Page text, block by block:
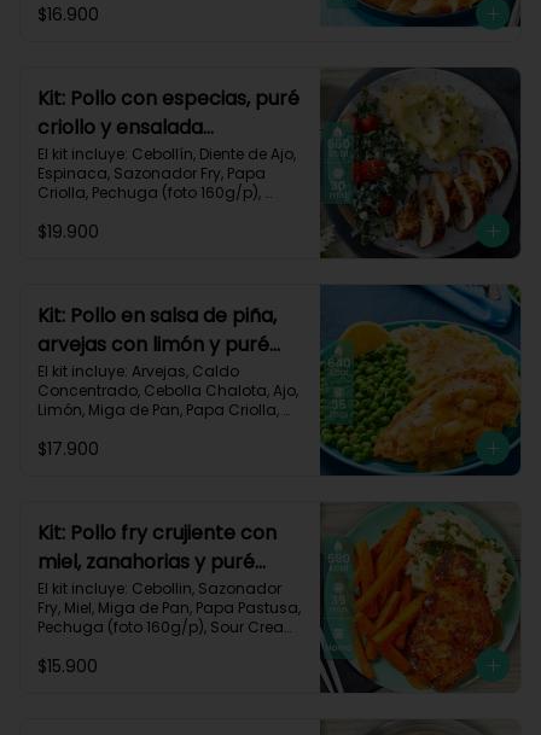
Impresa.
$16.900
Kit: Pollo con especias, puré
criollo y ensalada
monterey-9
El kit incluye: Cebollín, Diente de Ajo,
Espinaca, Sazonador Fry, Papa
Criolla, Pechuga (foto 160g/p),
Sour Cream, Tomate Tipo Cherry y
Proteínas 57g
*Acumulas Practi-Puntos
$19.900
Kit: Pollo en salsa de piña,
arvejas con limón y puré
rústico-54
El kit incluye: Arvejas, Caldo
Concentrado, Cebolla Chalota, Ajo,
Limón, Miga de Pan, Papa Criolla,
Impresa.
$17.900
Kit: Pollo fry crujiente con
miel, zanahorias y puré
sour-40
El kit incluye: Cebollin, Sazonador
Fry, Miel, Miga de Pan, Papa Pastusa,
Pechuga (foto 160g/p), Sour Cream,
$15.900